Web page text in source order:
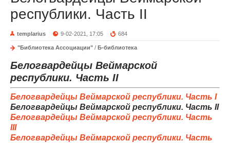
республики. Часть II
templarius 9-02-2021, 17:05 684
"Библиотека Ассоциации" / Б-библиотека
Белогвардейцы Веймарской
республики. Часть II
Белогвардейцы Веймарской республики. Часть I
Белогвардейцы Веймарской республики. Часть II
Белогвардейцы Веймарской республики. Часть
III
Белогвардейцы Веймарской республики. Часть